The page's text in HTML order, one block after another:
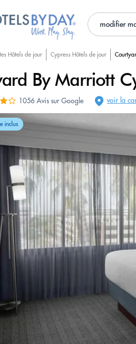
modifier
Hôtels de jour Cypress Hôtels de jour
By Marriott
1056 Avis sur Google voir la
inclus